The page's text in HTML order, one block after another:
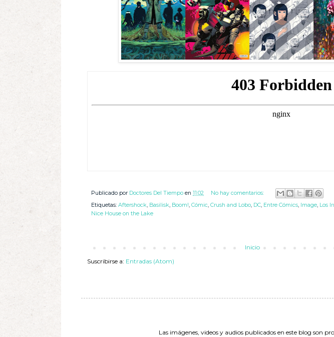
Publicado por Doctores Del Tiempo en 11:02
No hay comentarios:
Etiquetas: Aftershock, Basilisk, Boom!, Cómic, Crush and Lobo, DC, Entre Cómics, Image, Los
Nice House on the Lake
Inicio
Suscribirse a: Entradas (Atom)
Las imágenes, videos y audios publicados en este blog son